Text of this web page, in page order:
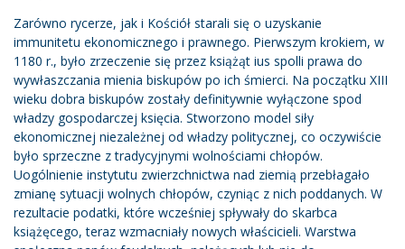
Zarówno rycerze, jak i Kościół starali się o uzyskanie
immunitetu ekonomicznego i prawnego. Pierwszym krokiem, w
1180 r., było zrzeczenie się przez książąt ius spolli prawa do
wywłaszczania mienia biskupów po ich śmierci. Na początku XIII
wieku dobra biskupów zostały definitywnie wyłączone spod
władzy gospodarczej księcia. Stworzono model siły
ekonomicznej niezależnej od władzy politycznej, co oczywiście
było sprzeczne z tradycyjnymi wolnościami chłopów.
Uogólnienie instytutu zwierzchnictwa nad ziemią przebłagało
zmianę sytuacji wolnych chłopów, czyniąc z nich poddanych. W
rezultacie podatki, które wcześniej spływały do ​​skarbca
książęcego, teraz wzmacniały nowych właścicieli. Warstwa